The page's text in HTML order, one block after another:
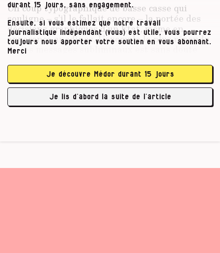
Un coup typographique de basse casse qui
souligne – s’il le fallait encore – la portée des
décisions graphiques d’un État, même en
apparence anodines. L’exemple le plus répandu
de ces messages subliminaux est sans doute
nazi, évoquant un héritage germanique
traditionnel. Mais le gouvernement belge a lui
aussi par le passé mobilisé la typographie
comme moyen de …
durant 15 jours, sans engagement.
Ensuite, si vous estimez que notre travail
journalistique indépendant (vous) est utile, vous pourrez
toujours nous apporter votre soutien en vous abonnant.
Merci
Je découvre Médor durant 15 jours
Je lis d’abord la suite de l’article